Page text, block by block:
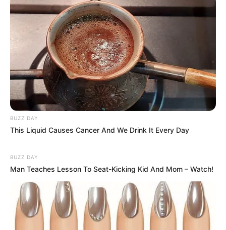
consumidos por famílias de baixa renda;
Produtos agropecuários, aquícolas, pesqueiros, florestais e
extrativistas vegetais in natura;
Insumos agropecuários e aquícolas;
Produções nacionais artísticas, culturais, de eventos,
jornalísticas e audiovisuais;
Comunicação institucional; Atividades desportivas;
Bens e serviços relacionados a soberania e segurança
nacional, segurança da informação e segurança cibernética.
Reforma tributária: saiba como vai funcionar a trava para a
alíquota máxima dos novos impostos
BUZZ DAY
This Liquid Causes Cancer And We Drink It Every Day
BUZZ DAY
Man Teaches Lesson To Seat-Kicking Kid And Mom – Watch!